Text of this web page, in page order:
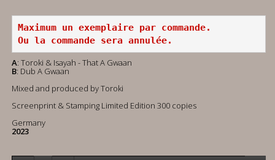
Maximum un exemplaire par commande.
Ou la commande sera annulée.
A: Toroki & Isayah - That A Gwaan
B: Dub A Gwaan
Mixed and produced by Toroki
Screenprint & Stamping Limited Edition 300 copies
Germany
2023